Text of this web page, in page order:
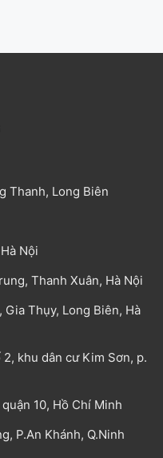
Thanh, Long Biên
Nội
Thanh Xuân, Hà Nội
Gia Thụy, Long Biên, Hà
2, khu dân cư Kim Sơn, p.
10, Hồ Chí Minh
P.An Khánh, Q.Ninh